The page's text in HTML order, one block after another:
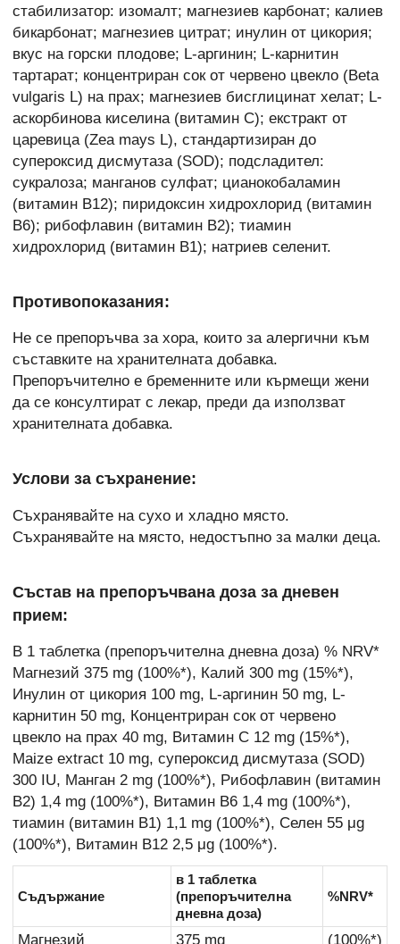
стабилизатор: изомалт; магнезиев карбонат; калиев
бикарбонат; магнезиев цитрат; инулин от цикория;
вкус на горски плодове; L-аргинин; L-карнитин
тартарат; концентриран сок от червено цвекло (Beta
vulgaris L) на прах; магнезиев бисглицинат хелат; L-
аскорбинова киселина (витамин C); екстракт от
царевица (Zea mays L), стандартизиран до
супероксид дисмутаза (SOD); подсладител:
сукралоза; манганов сулфат; цианокобаламин
(витамин B12); пиридоксин хидрохлорид (витамин
B6); рибофлавин (витамин B2); тиамин
хидрохлорид (витамин B1); натриев селенит.
Противопоказания:
Не се препоръчва за хора, които за алергични към
съставките на хранителната добавка.
Препоръчително е бременните или кърмещи жени
да се консултират с лекар, преди да използват
хранителната добавка.
Услови за съхранение:
Съхранявайте на сухо и хладно място.
Съхранявайте на място, недостъпно за малки деца.
Състав на препоръчвана доза за дневен
прием:
В 1 таблетка (препоръчителна дневна доза) % NRV*
Магнезий 375 mg (100%*), Калий 300 mg (15%*),
Инулин от цикория 100 mg, L-аргинин 50 mg, L-
карнитин 50 mg, Концентриран сок от червено
цвекло на прах 40 mg, Витамин C 12 mg (15%*),
Maize extract 10 mg, супероксид дисмутаза (SOD)
300 IU, Манган 2 mg (100%*), Рибофлавин (витамин
B2) 1,4 mg (100%*), Витамин B6 1,4 mg (100%*),
тиамин (витамин B1) 1,1 mg (100%*), Селен 55 μg
(100%*), Витамин B12 2,5 μg (100%*).
Съдържание
в 1 таблетка
(препоръчителна
дневна доза)
%NRV*
Магнезий 375 mg (100%*)